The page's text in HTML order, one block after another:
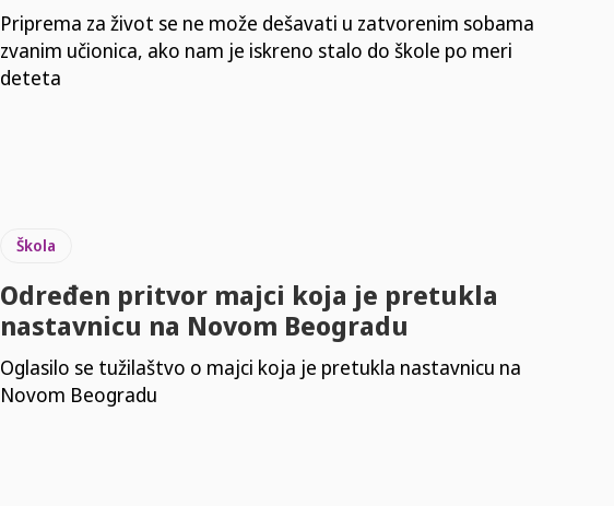
Priprema za život se ne može dešavati u zatvorenim sobama
zvanim učionica, ako nam je iskreno stalo do škole po meri
deteta
Škola
Određen pritvor majci koja je pretukla
nastavnicu na Novom Beogradu
Oglasilo se tužilaštvo o majci koja je pretukla nastavnicu na
Novom Beogradu